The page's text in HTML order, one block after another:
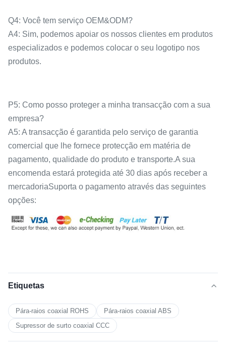
Q4: Você tem serviço OEM&ODM?
A4: Sim, podemos apoiar os nossos clientes em produtos
especializados e podemos colocar o seu logotipo nos
produtos.
P5: Como posso proteger a minha transacção com a sua
empresa?
A5: A transacção é garantida pelo serviço de garantia
comercial que lhe fornece protecção em matéria de
pagamento, qualidade do produto e transporte.A sua
encomenda estará protegida até 30 dias após receber a
mercadoriaSuporta o pagamento através das seguintes
opções:
Etiquetas
Pára-raios coaxial ROHS
Pára-raios coaxial ABS
Supressor de surto coaxial CCC